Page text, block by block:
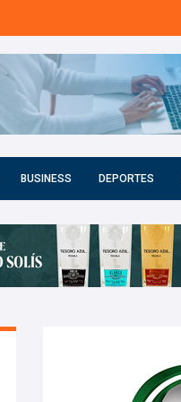
BUSINESS DEPORTES